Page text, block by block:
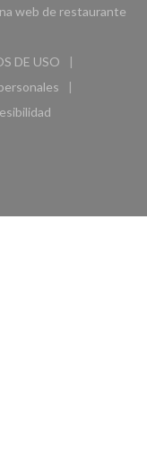
web de restaurante
en una nueva ventana))
DE USO
((abre en una nueva
una nueva ventana))
ventana))